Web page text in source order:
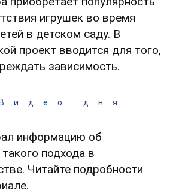
игрушек во время
в детском саду. В
проект вводится для того,
зависимость.
Видео дня
информацию об
подхода в
Читайте подробности